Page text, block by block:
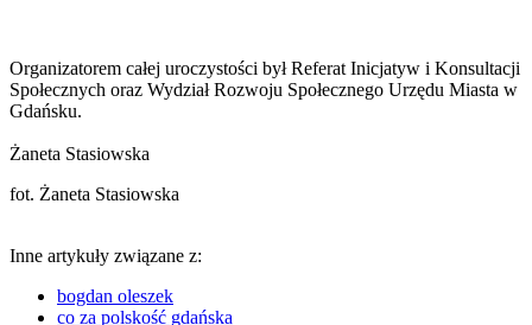
Organizatorem całej uroczystości był Referat Inicjatyw i Konsultacji
Społecznych oraz Wydział Rozwoju Społecznego Urzędu Miasta w
Gdańsku.
Żaneta Stasiowska
fot. Żaneta Stasiowska
Inne artykuły związane z:
bogdan oleszek
co za polskość gdańska